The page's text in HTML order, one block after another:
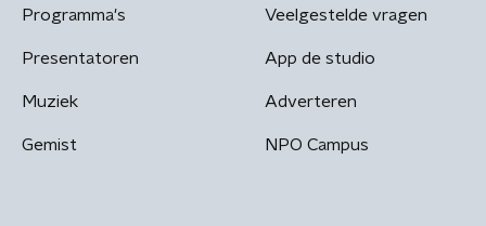
Programma's
Presentatoren
Muziek
Gemist
Veelgestelde vragen
App de studio
Adverteren
NPO Campus